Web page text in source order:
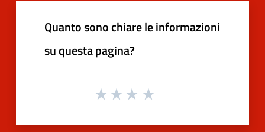
Quanto sono chiare le informazioni
su questa pagina?